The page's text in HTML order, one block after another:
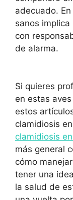
adecuado.
sanos
con
de alarma.
Si quieres
en estas
estos
clamidiosis
clamidiosis
más general
cómo
tener una
la salud de